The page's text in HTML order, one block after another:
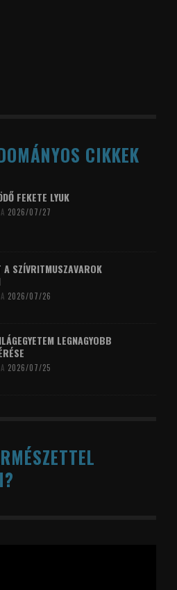
CIKKEK
FEKETE LYUK
2026/07/27
A SZÍVRITMUSZAVAROK
2026/07/26
LEGNAGYOBB
2026/07/25